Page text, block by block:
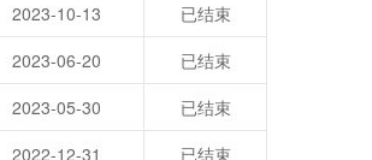
2023-10-13
已结束
2023-06-20
已结束
2023-05-30
已结束
2022-12-31 已结束